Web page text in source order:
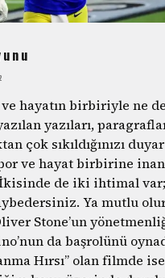
hayatın birbiriyle ne
yazıları,
çok sıkıldığınızı
ve hayat birbirine
de iki ihtimal
Ya mutlu
Stone’un
da başrolünü
Hırsı’’ olan filmde